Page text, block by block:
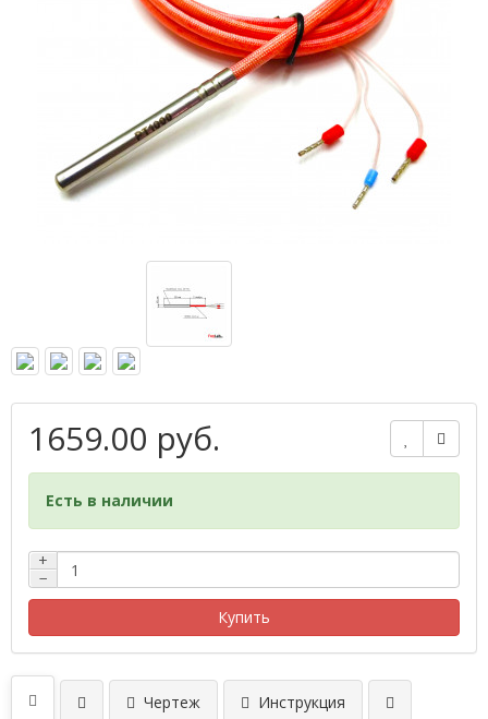
1659.00 руб.
Есть в наличии
+
−
Купить
Чертеж Инструкция